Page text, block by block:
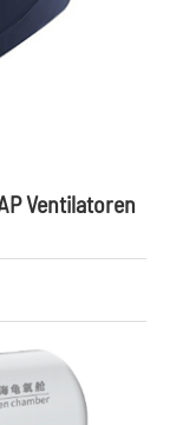
Ventilatoren